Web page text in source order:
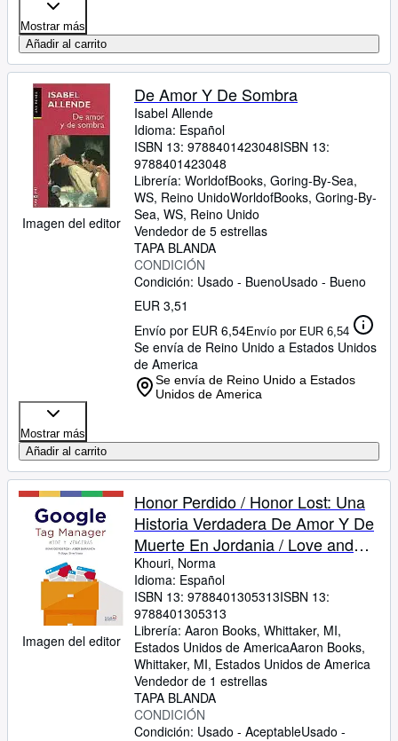
Mostrar más
Añadir al carrito
Imagen del editor
De Amor Y De Sombra
Isabel Allende
Idioma: Español
ISBN 13: 9788401423048ISBN 13:
9788401423048
Librería: WorldofBooks, Goring-By-Sea,
WS, Reino UnidoWorldofBooks, Goring-By-
Sea, WS, Reino Unido
Vendedor de 5 estrellas
TAPA BLANDA
CONDICIÓN
Condición: Usado - BuenoUsado - Bueno
EUR 3,51
Envío por EUR 6,54Envío por EUR 6,54
Se envía de Reino Unido a Estados Unidos
de America
Se envía de Reino Unido a Estados
Unidos de America
Mostrar más
Añadir al carrito
Imagen del editor
Honor Perdido / Honor Lost: Una
Historia Verdadera De Amor Y De
Muerte En Jordania / Love and
Death in Modern-day Jordan
Khouri, Norma
Idioma: Español
ISBN 13: 9788401305313ISBN 13:
9788401305313
Librería: Aaron Books, Whittaker, MI,
Estados Unidos de AmericaAaron Books,
Whittaker, MI, Estados Unidos de America
Vendedor de 1 estrellas
TAPA BLANDA
CONDICIÓN
Condición: Usado - AceptableUsado -